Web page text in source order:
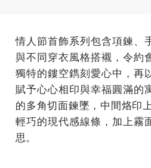
情人節首飾系列包含項鍊、
與不同穿衣風格搭襯，令約
獨特的鏤空鐫刻愛心中，再
賦予心心相印與幸福圓滿的
的多角切面鍊墜， 中間烙印
輕巧的現代感線條，加上霧
思。